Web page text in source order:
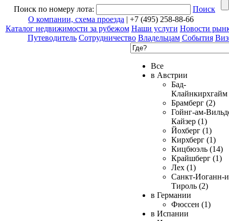
Поиск по номеру лота:
Поиск
О компании, схема проезда | +7 (495) 258-88-66
Каталог недвижимости за рубежом Наши услуги Новости
Путеводитель Сотрудничество Владельцам События
Все
в Австрии
Бад-
Клайнкирхгайм
Брамберг (2)
Гойнг-ам-
Кайзер (1)
Йохберг (1)
Кирхберг (1)
Кицбюэль (14)
Крайшберг (1)
Лех (1)
Санкт-Иоганн-
Тироль (2)
в Германии
Фюссен (1)
в Испании